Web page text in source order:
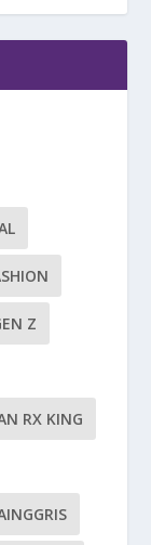
Z
RX KING